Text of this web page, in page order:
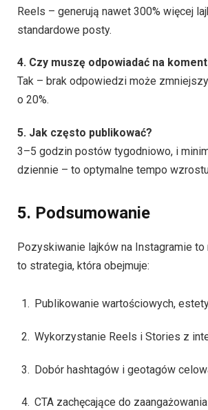
Reels – generują nawet 300% więcej
standardowe posty.
4. Czy muszę odpowiadać na
Tak – brak odpowiedzi może
o 20%.
5. Jak często publikować?
3–5 godzin postów tygodniowo, i
dziennie – to optymalne tempo
5. Podsumowanie
Pozyskiwanie lajków na Instagramie
to strategia, która obejmuje:
Publikowanie wartościowych,
Wykorzystanie Reels i Stories z
Dobór hashtagów i geotagów
CTA zachęcające do